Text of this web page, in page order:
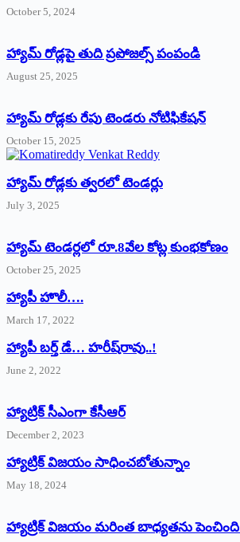
October 5, 2024
హ్యామ్‌ రోడ్లపై తుది ప్రపోజల్స్‌ పంపండి
August 25, 2025
హ్యామ్‌ రోడ్లకు రేపు టెండరు నోటిఫికేషన్‌
October 15, 2025
హ్యామ్‌ రోడ్లకు త్వరలో టెండర్లు
July 3, 2025
హ్యామ్‌ ‌టెండర్లలో రూ.8వేల కోట్ల కుంభకోణం
October 25, 2025
హ్యాపీ హొలీ….
March 17, 2022
హ్యాపీ బర్త్ ‌డే… హరీష్‌రావు..!
June 2, 2022
హ్యాట్రిక్‌ ‌సీఎంగా కేసీఆర్‌
December 2, 2023
హ్యాట్రిక్‌ విజయం సాధించబోతున్నాం
May 18, 2024
హ్యాట్రిక్ విజయం మరింత బాధ్యతను పెంచింది